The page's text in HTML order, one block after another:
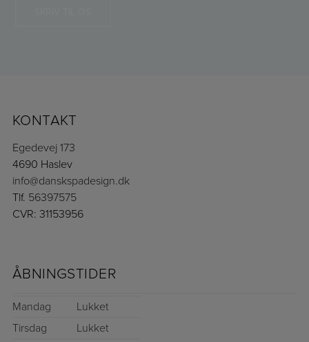
KONTAKT
Egedevej 173
4690 Haslev
info@danskspadesign.dk
Tlf. 56397575
CVR: 31153956
ÅBNINGSTIDER
Mandag
Lukket
Tirsdag
Lukket